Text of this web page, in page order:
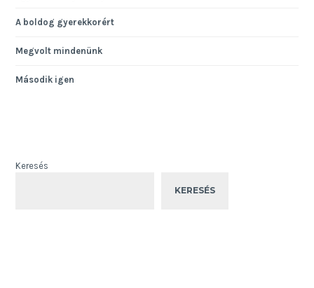
A boldog gyerekkorért
Megvolt mindenünk
Második igen
Keresés
KERESÉS